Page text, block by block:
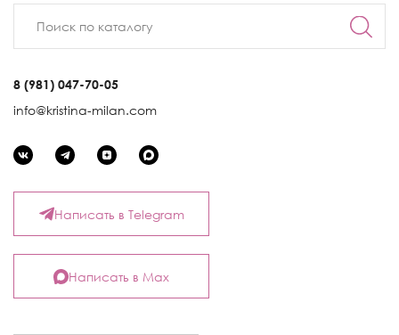
8 (981) 047-70-05
info@kristina-milan.com
Написать в Telegram
Написать в Max